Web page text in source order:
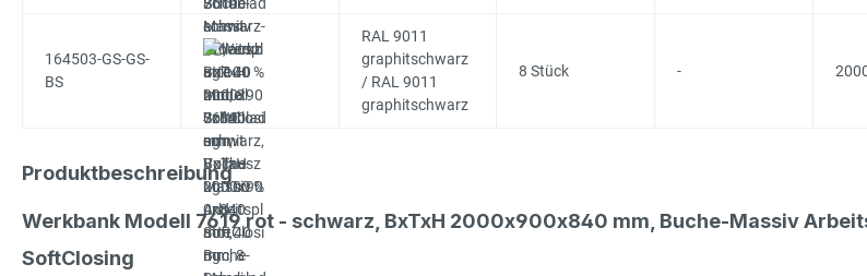
164503-GS-GS-
BS
RAL 9011
graphitschwarz
/ RAL 9011
graphitschwarz
8 Stück -
Produktbeschreibung
Werkbank Modell 7619 rot - schwarz, BxTxH 2000x900x840 mm, Buche-Massiv
SoftClosing